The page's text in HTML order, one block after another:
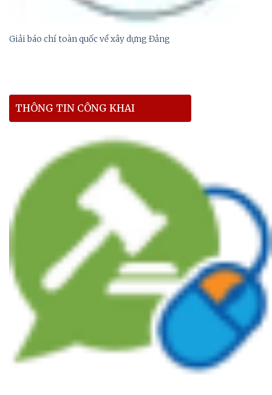
Giải báo chí toàn quốc về xây dựng Đảng
THÔNG TIN CÔNG KHAI